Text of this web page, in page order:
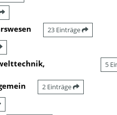
23 Einträge
5
2 Einträge